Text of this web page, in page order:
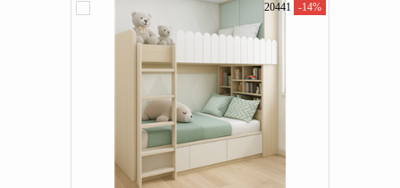
20441 -14%